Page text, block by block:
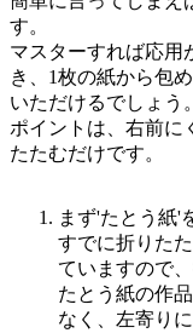
す。
マスターすれば応用
き、1枚の紙から包
いただけるでしょう。
ポイントは、右前に
たたむだけです。
まず'たとう紙'
すでに折りた
ていますので
たとう紙の作
なく、左寄りに